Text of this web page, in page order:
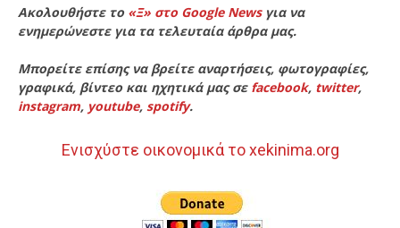
Ακολουθήστε το «Ξ» στο Google Newsγια να
ενημερώνεστε για τα τελευταία άρθρα μας.
Μπορείτε επίσης να βρείτε αναρτήσεις, φωτογραφίες,
γραφικά, βίντεο και ηχητικά μας σε facebook, twitter,
instagram, youtube, spotify.
Ενισχύστε οικονομικά το xekinima.org